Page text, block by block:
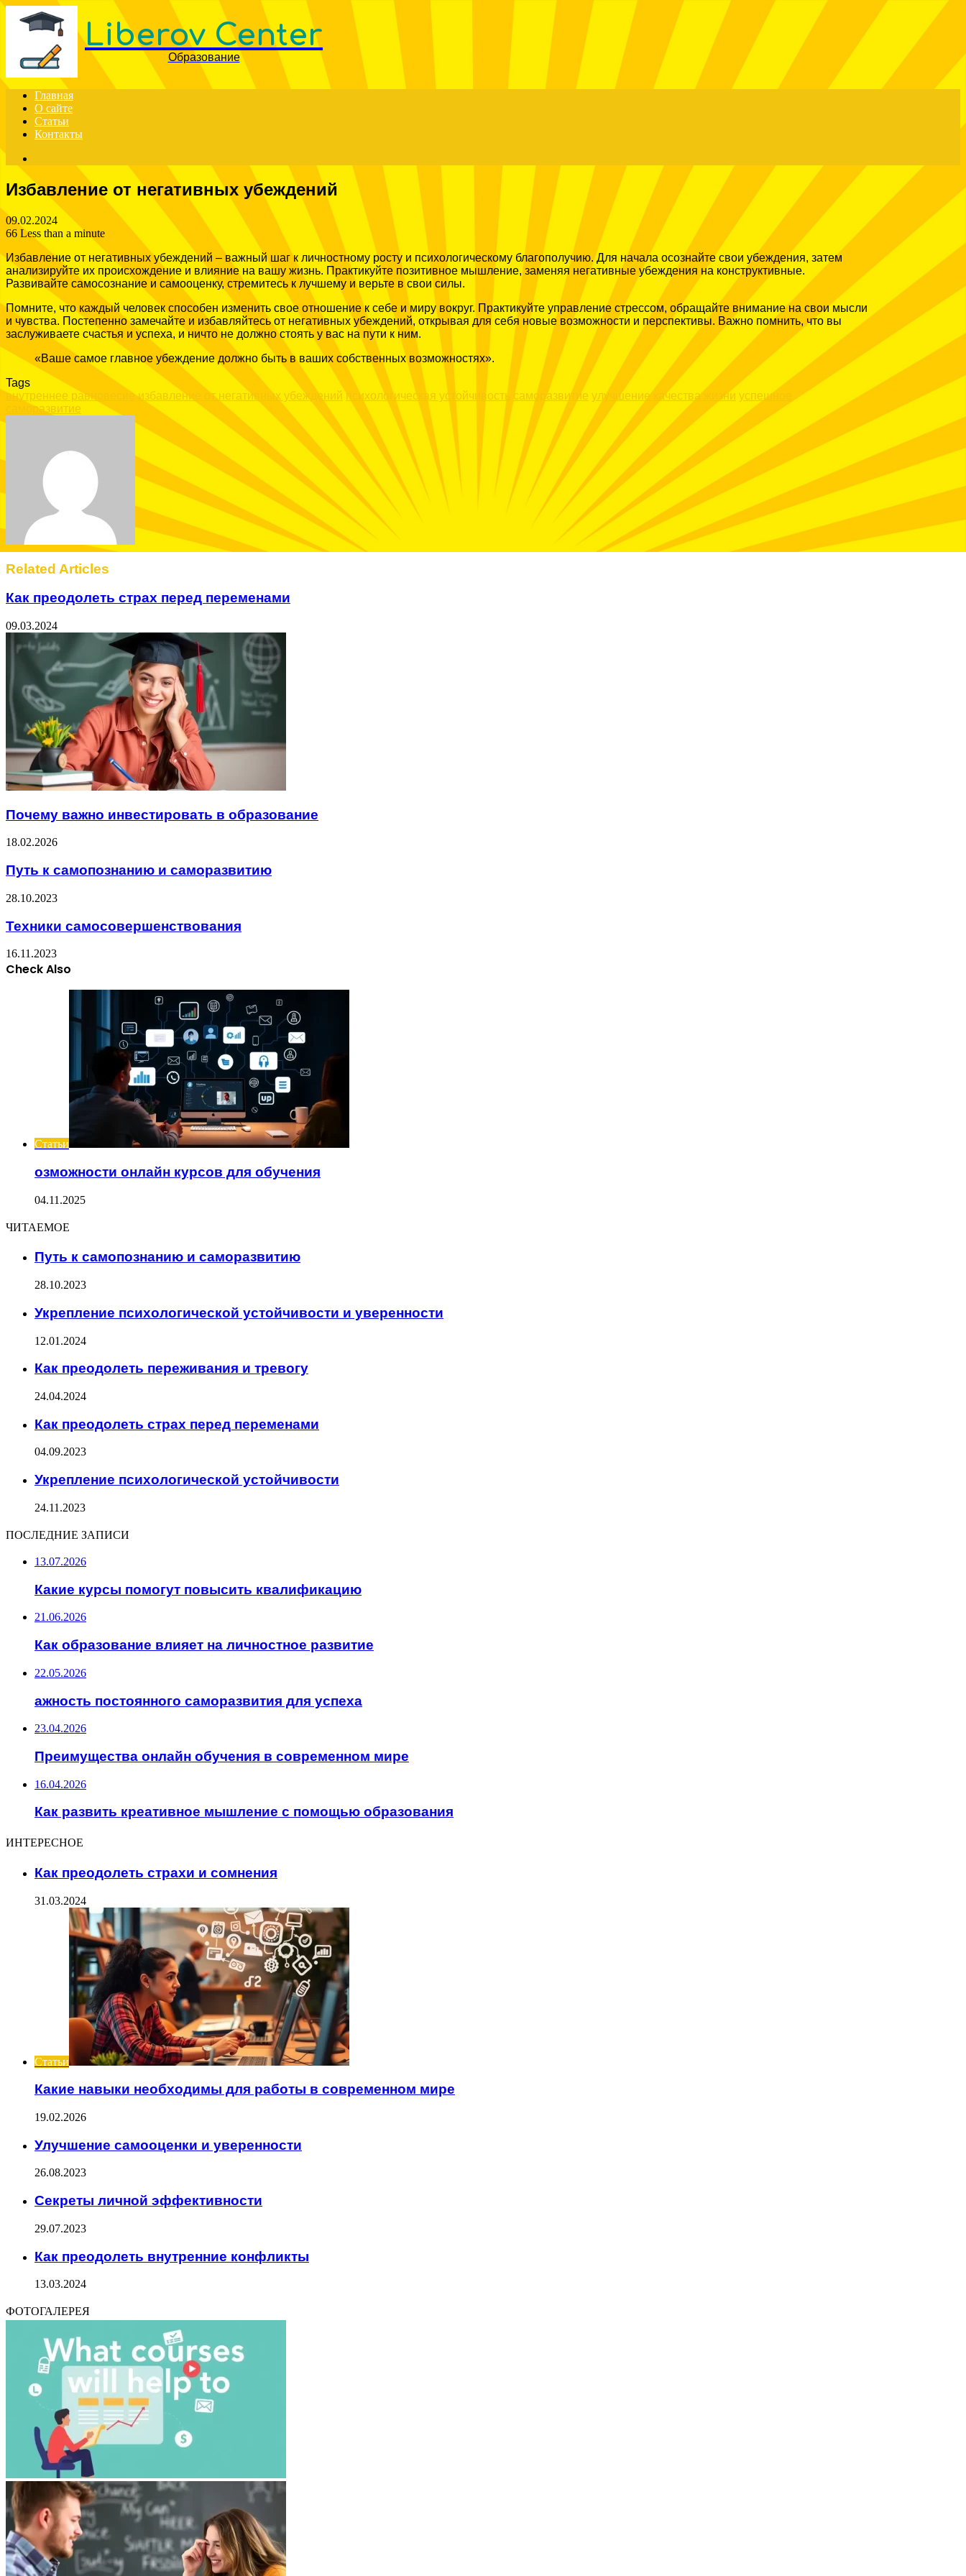
Liberov Center
Образование
Главная
О сайте
Статьи
Контакты
Избавление от негативных убеждений
09.02.2024
66 Less than a minute
Избавление от негативных убеждений – важный шаг к личностному росту и психологическому благополучию. Для начала осознайте свои убеждения, затем
анализируйте их происхождение и влияние на вашу жизнь. Практикуйте позитивное мышление, заменяя негативные убеждения на конструктивные.
Развивайте самосознание и самооценку, стремитесь к лучшему и верьте в свои силы.
Помните, что каждый человек способен изменить свое отношение к себе и миру вокруг. Практикуйте управление стрессом, обращайте внимание на свои мысли
и чувства. Постепенно замечайте и избавляйтесь от негативных убеждений, открывая для себя новые возможности и перспективы. Важно помнить, что вы
заслуживаете счастья и успеха, и ничто не должно стоять у вас на пути к ним.
«Ваше самое главное убеждение должно быть в ваших собственных возможностях».
Tags
внутреннее равновесие избавление от негативных убеждений психологическая устойчивость саморазвитие улучшение качества жизни успешное
саморазвитие
Facebook
Twitter
LinkedIn
Tumblr
Pinterest
Reddit
VKontakte
Odnoklassniki
Skype
WhatsApp
Telegram
Viber
Share
Print
Related Articles
Как преодолеть страх перед переменами
09.03.2024
Почему важно инвестировать в образование
18.02.2026
Путь к самопознанию и саморазвитию
28.10.2023
Техники самосовершенствования
16.11.2023
Check Also
Статьи
озможности онлайн курсов для обучения
04.11.2025
ЧИТАЕМОЕ
Путь к самопознанию и саморазвитию
28.10.2023
Укрепление психологической устойчивости и уверенности
12.01.2024
Как преодолеть переживания и тревогу
24.04.2024
Как преодолеть страх перед переменами
04.09.2023
Укрепление психологической устойчивости
24.11.2023
ПОСЛЕДНИЕ ЗАПИСИ
13.07.2026
Какие курсы помогут повысить квалификацию
21.06.2026
Как образование влияет на личностное развитие
22.05.2026
ажность постоянного саморазвития для успеха
23.04.2026
Преимущества онлайн обучения в современном мире
16.04.2026
Как развить креативное мышление с помощью образования
ИНТЕРЕСНОЕ
Как преодолеть страхи и сомнения
31.03.2024
Статьи
Какие навыки необходимы для работы в современном мире
19.02.2026
Улучшение самооценки и уверенности
26.08.2023
Секреты личной эффективности
29.07.2023
Как преодолеть внутренние конфликты
13.03.2024
ФОТОГАЛЕРЕЯ